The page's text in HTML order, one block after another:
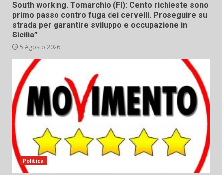
South working. Tomarchio (FI): Cento richieste sono
primo passo contro fuga dei cervelli. Proseguire su
strada per garantire sviluppo e occupazione in
Sicilia”
5 Agosto 2026
Politica